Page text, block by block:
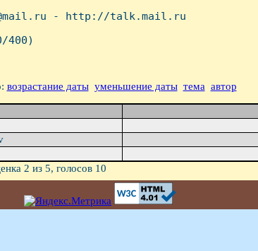
- http://talk.mail.ru
400)
возрастание даты уменьшение даты тема автор
2 из 5, голосов 10